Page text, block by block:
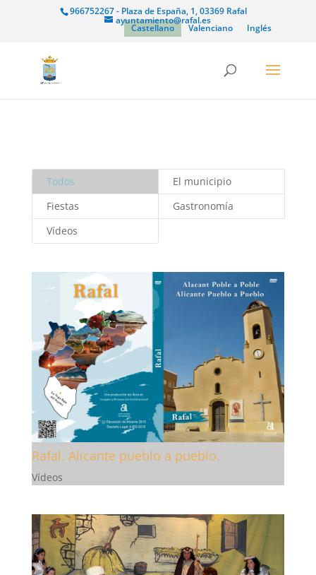
966752267 - Plaza de España, 1, 03369 Rafal
ayuntamiento@rafal.es
Castellano Valenciano Inglés
Todos
El municipio
Fiestas
Gastronomía
Vídeos
Rafal. Alicante pueblo a pueblo.
Vídeos